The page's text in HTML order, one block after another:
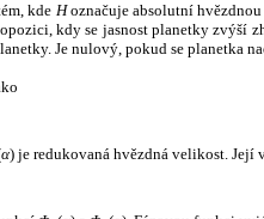
kde Hoznačuje absolutní
kdy se jasnost planetky zvýší
Je nulový, pokud se planetka
α) je redukovaná hvězdná velikost. Její